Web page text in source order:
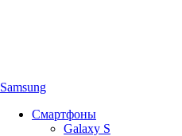
Samsung
Смартфоны
Galaxy S